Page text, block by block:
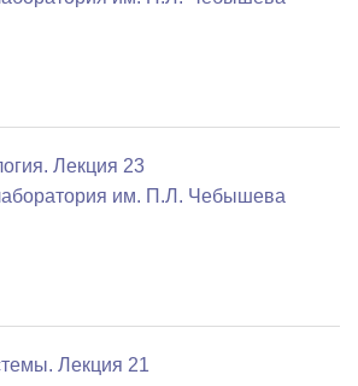
Лекция 23
им. П.Л. Чебышева
Лекция 21